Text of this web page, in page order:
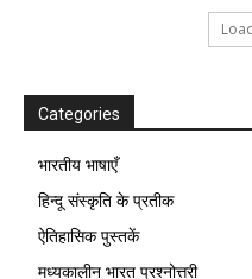
Categories
भारतीय भाषाएँ
हिन्दू संस्कृति के प्रतीक
ऐतिहासिक पुस्तकें
मध्यकालीन भारत प्रश्नोत्तरी